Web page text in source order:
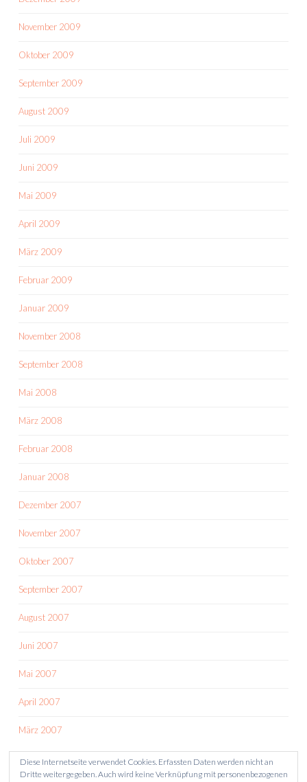
November 2009
Oktober 2009
September 2009
August 2009
Juli 2009
Juni 2009
Mai 2009
April 2009
März 2009
Februar 2009
Januar 2009
November 2008
September 2008
Mai 2008
März 2008
Februar 2008
Januar 2008
Dezember 2007
November 2007
Oktober 2007
September 2007
August 2007
Juni 2007
Mai 2007
April 2007
März 2007
Diese Internetseite verwendet Cookies. Erfassten Daten werden nicht an
Dritte weitergegeben. Auch wird keine Verknüpfung mit personenbezogenen